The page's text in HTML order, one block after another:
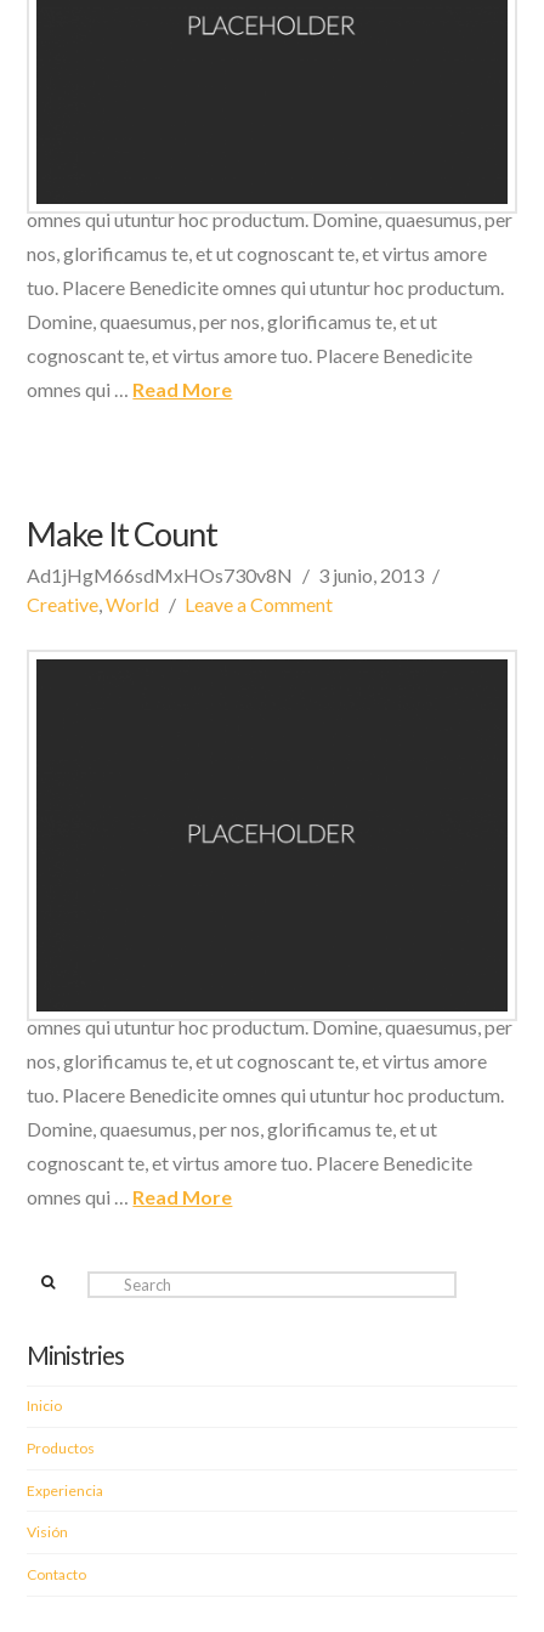
omnes qui utuntur hoc productum. Domine, quaesumus, per
nos, glorificamus te, et ut cognoscant te, et virtus amore
tuo. Placere Benedicite omnes qui utuntur hoc productum.
Domine, quaesumus, per nos, glorificamus te, et ut
cognoscant te, et virtus amore tuo. Placere Benedicite
omnes qui … Read More
Make It Count
Ad1jHgM66sdMxHOs730v8N
3 junio, 2013
Creative ,World Leave a Comment
omnes qui utuntur hoc productum. Domine, quaesumus, per
nos, glorificamus te, et ut cognoscant te, et virtus amore
tuo. Placere Benedicite omnes qui utuntur hoc productum.
Domine, quaesumus, per nos, glorificamus te, et ut
cognoscant te, et virtus amore tuo. Placere Benedicite
omnes qui … Read More
Ministries
Inicio
Productos
Experiencia
Visión
Contacto